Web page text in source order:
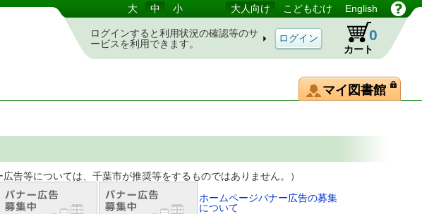
大 中 小 大人向け こどもむけ English
ログインすると利用状況の確認等のサ
ービスを利用できます。
カート
0
マイ図書館
葉市が推奨等をするものではありません。）
ホームページバナー広告の募集
について